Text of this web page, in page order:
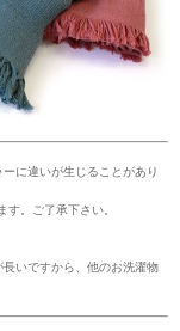
に違いが生じることがあり
。ご了承下さい。
いですから、他のお洗濯物